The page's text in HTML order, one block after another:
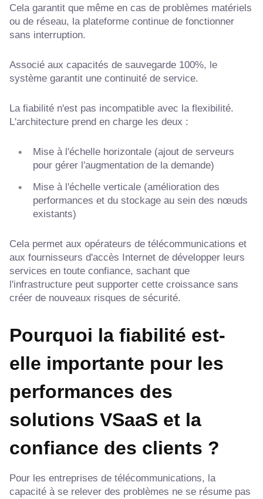
Cela garantit que même en cas de problèmes matériels
ou de réseau, la plateforme continue de fonctionner
sans interruption.
Associé aux capacités de sauvegarde 100%, le
système garantit une continuité de service.
La fiabilité n'est pas incompatible avec la flexibilité.
L'architecture prend en charge les deux :
Mise à l'échelle horizontale (ajout de serveurs
pour gérer l'augmentation de la demande)
Mise à l'échelle verticale (amélioration des
performances et du stockage au sein des nœuds
existants)
Cela permet aux opérateurs de télécommunications et
aux fournisseurs d'accès Internet de développer leurs
services en toute confiance, sachant que
l'infrastructure peut supporter cette croissance sans
créer de nouveaux risques de sécurité.
Pourquoi la fiabilité est-
elle importante pour les
performances des
solutions VSaaS et la
confiance des clients ?
Pour les entreprises de télécommunications, la
capacité à se relever des problèmes ne se résume pas